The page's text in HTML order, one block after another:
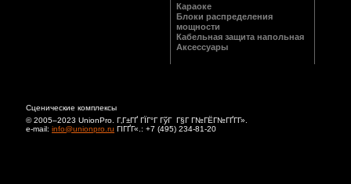
Караоке
Блоки распределения
мощности
Кабельная защита напольная
Аксессуары
Сценические комплексы
© 2005–2023 UnionPro. Г‚Г±ГҐ ГЇГ°Г ГўГ Г§Г Г№ГЁГ№ГҐГ­Г».
e-mail: info@unionpro.ru ГІГҐГ«.: +7 (495) 234-81-20